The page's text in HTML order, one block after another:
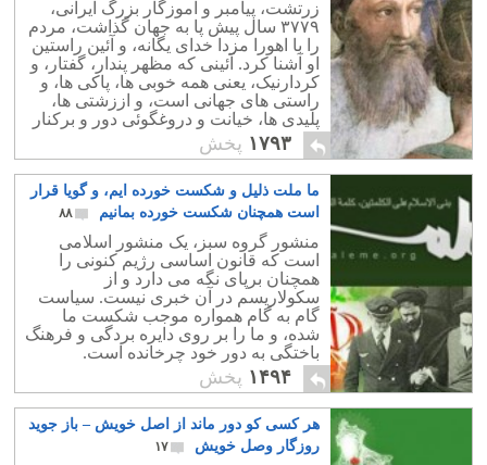
زرتشت، پیامبر و آموزگار بزرگ ایرانی،
۳۷۷۹ سال پیش پا به جهان گذاشت، مردم
را با اهورا مزدا خدای یگانه، و آئین راستین
او آشنا کرد. آئینی که مظهر پندار، گفتار، و
کردارنیک، یعنی همه خوبی ها، پاکی ها، و
راستی های جهانی است، و اززشتی ها،
پلیدی ها، خیانت و دروغگوئی دور و برکنار
است.۱۷۹۳ پخش
ما ملت ذلیل و شکست خورده ایم، و گویا قرار
است همچنان شکست خورده بمانیم
۸۸
منشور گروه سبز، یک منشور اسلامی
است که قانون اساسی رژیم کنونی را
همچنان برپای نگه می دارد و از
سکولاریسم در آن خبری نیست. سیاست
گام به گام همواره موجب شکست ما
شده، و ما را بر روی دایره بردگی و فرهنگ
باختگی به دور خود چرخانده است.
۱۴۹۴ پخش
هر کسی کو دور ماند از اصل خویش – باز جوید
روزگار وصل خویش
۱۷